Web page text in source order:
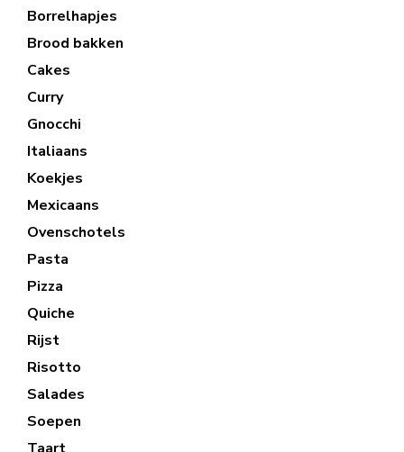
Borrelhapjes
Brood bakken
Cakes
Curry
Gnocchi
Italiaans
Koekjes
Mexicaans
Ovenschotels
Pasta
Pizza
Quiche
Rijst
Risotto
Salades
Soepen